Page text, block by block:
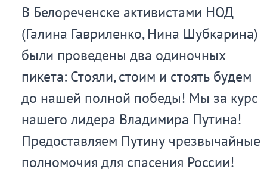
В Белореченске активистами НОД
(Галина Гавриленко, Нина Шубкарина)
были проведены два одиночных
пикета: Стояли, стоим и стоять будем
до нашей полной победы! Мы за курс
нашего лидера Владимира Путина!
Предоставляем Путину чрезвычайные
полномочия для спасения России!